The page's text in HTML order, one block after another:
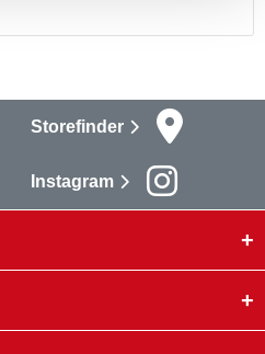
Storefinder
Instagram